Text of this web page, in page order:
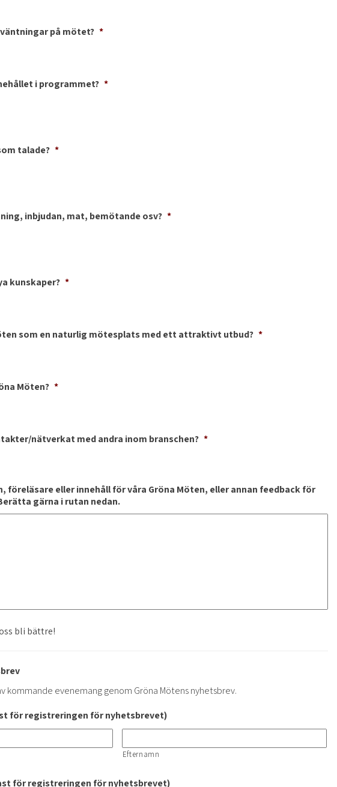
på mötet? *
i programmet? *
talade? *
inbjudan, mat, bemötande osv? *
kunskaper? *
som en naturlig mötesplats med ett attraktivt utbud? *
Möten? *
nätverkat med andra inom branschen? *
föreläsare eller innehåll för våra Gröna Möten, eller annan feedback för
gärna i rutan nedan.
bli bättre!
kommande evenemang genom Gröna Mötens nyhetsbrev.
för registreringen för nyhetsbrevet)
Efternamn
för registreringen för nyhetsbrevet)